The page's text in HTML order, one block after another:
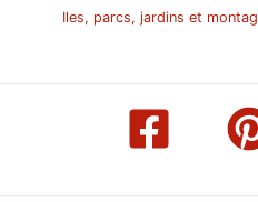
Iles, parcs, jardins et